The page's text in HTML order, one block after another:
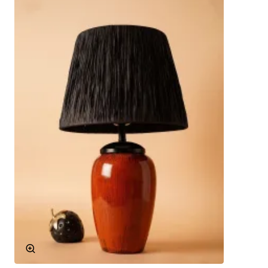
Çok Yönlülük: Her türlü dekorasyon tarzına uyum
Teknik Özellikler
Seramik
E27
Kahverengi
Yükseklik: 40 cm, Çap: 25 cm
Kullanım Alanları
Amande Seramik Abajur, çok çeşitli mekanlarda
kullanılabilir. İşte bazı öneriler: